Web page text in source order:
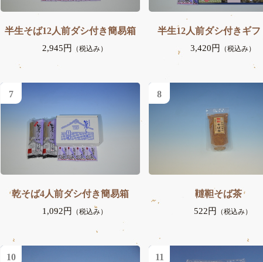
半生そば12人前ダシ付き簡易箱
2,945円 （税込み）
半生12人前ダシ付きギフ
3,420円 （税込み）
7
乾そば4人前ダシ付き簡易箱
1,092円 （税込み）
8
韃靼そば茶
522円 （税込み）
10 11